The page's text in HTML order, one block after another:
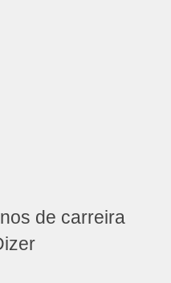
de carreira